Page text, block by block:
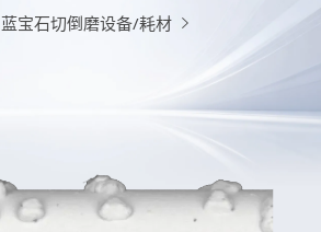
蓝宝石切倒磨设备/耗材